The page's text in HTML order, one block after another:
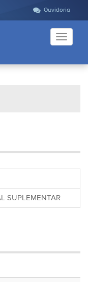
Ouvidoria
Toggle
SUPLEMENTAR